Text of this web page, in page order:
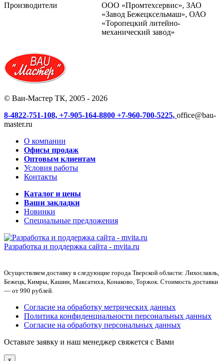
Производители
ООО «Промтехсервис», ЗАО
«Завод Бежецксельмаш», ОАО
«Торопецкий литейно-
механический завод»
© Ваи-Мастер ТК, 2005 - 2026
8-4822-751-108, +7-905-164-8800 +7-960-700-5225, office@bau-
master.ru
О компании
Офисы продаж
Оптовым клиентам
Условия работы
Контакты
Каталог и цены
Ваши закладки
Новинки
Специальные предложения
Разработка и поддержка сайта - mvita.ru
Осуществляем доставку в следующие города Тверской области: Лихославль,
Бежецк, Кимры, Кашин, Максатиха, Конаково, Торжок. Стоимость доставки
— от 990 рублей.
Согласие на обработку метрических данных
Политика конфиденциальности персональных данных
Согласие на обработку персональных данных
Оставьте заявку и наш менеджер свяжется с Вами